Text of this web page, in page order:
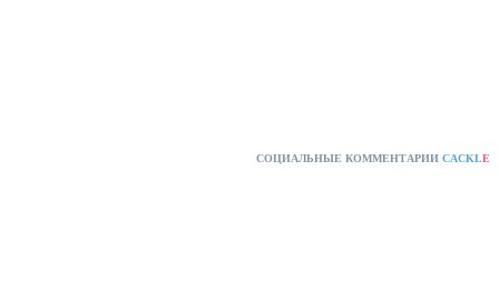
СОЦИАЛЬНЫЕ КОММЕНТАРИИ CACKLE